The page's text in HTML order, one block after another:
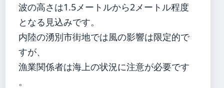
波の高さは1.5メートルから2メートル程度
となる見込みです。
内陸の湧別市街地では風の影響は限定的で
すが、
漁業関係者は海上の状況に注意が必要です
。